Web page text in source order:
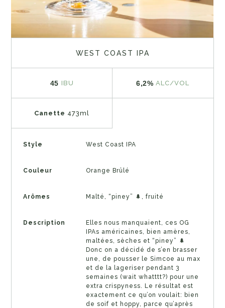
WEST COAST IPA
45 IBU 6,2% ALC/VOL
Canette 473ml
Style West Coast IPA
Couleur Orange Brûlé
Arômes Malté, “piney” 🌲, fruité
Description
Elles nous manquaient, ces OG
IPAs américaines, bien amères,
maltées, sèches et “piney” 🌲
Donc on a décidé de s’en brasser
une, de pousser le Simcoe au max
et de la lageriser pendant 3
semaines (wait whatttt?) pour une
extra crispyness. Le résultat est
exactement ce qu’on voulait: bien
de soif et hoppy, parce qu’après